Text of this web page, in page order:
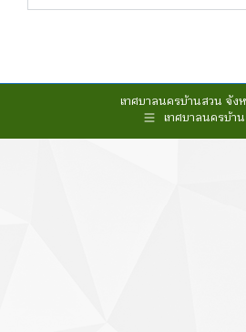
เทศบาลนครบ้านสวน จัง
เทศบาลนครบ้า